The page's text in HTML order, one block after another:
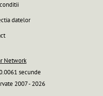
datelor
Network
secunde
2007 - 2026